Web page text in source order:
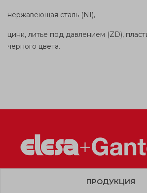
нержавеющая сталь (NI),
цинк, литье под давлением (ZD),
черного цвета.
ПРОДУКЦИЯ